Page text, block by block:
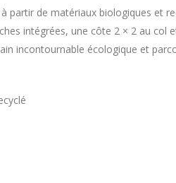
partir de matériaux biologiques et
intégrées, une côte 2 × 2 au col
incontournable écologique et